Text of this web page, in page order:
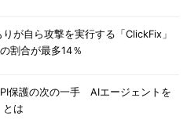
が自ら攻撃を実行する「ClickFix」
割合が最多14％
保護の次の一手 AIエージェントを
とは